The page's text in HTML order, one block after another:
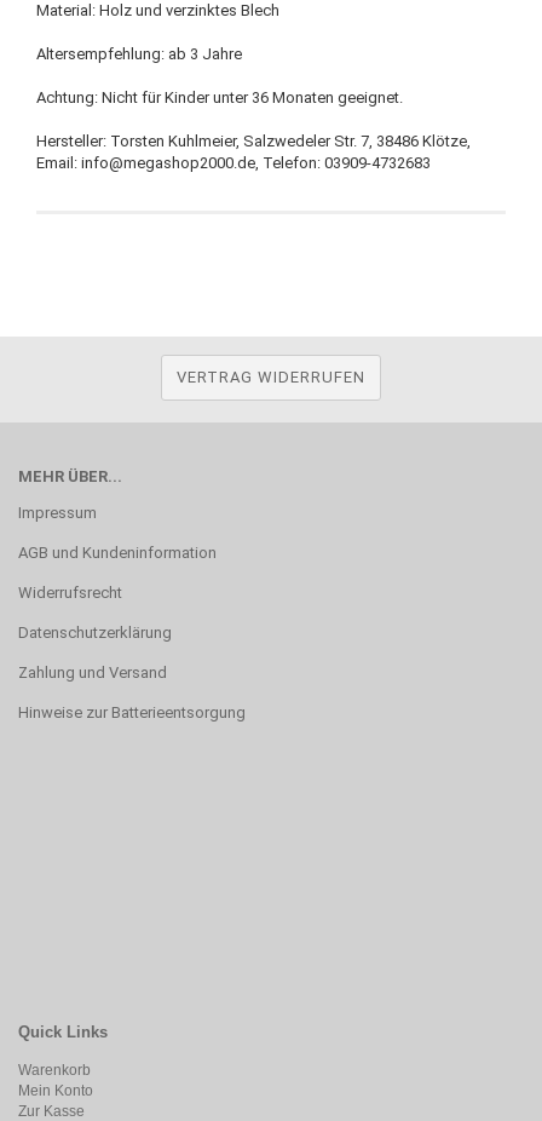
Material: Holz und verzinktes Blech
Altersempfehlung: ab 3 Jahre
Achtung: Nicht für Kinder unter 36 Monaten geeignet.
Hersteller: Torsten Kuhlmeier, Salzwedeler Str. 7, 38486 Klötze,
Email: info@megashop2000.de, Telefon: 03909-4732683
VERTRAG WIDERRUFEN
MEHR ÜBER...
Impressum
AGB und Kundeninformation
Widerrufsrecht
Datenschutzerklärung
Zahlung und Versand
Hinweise zur Batterieentsorgung
Quick Links
Warenkorb
Mein Konto
Zur Kasse